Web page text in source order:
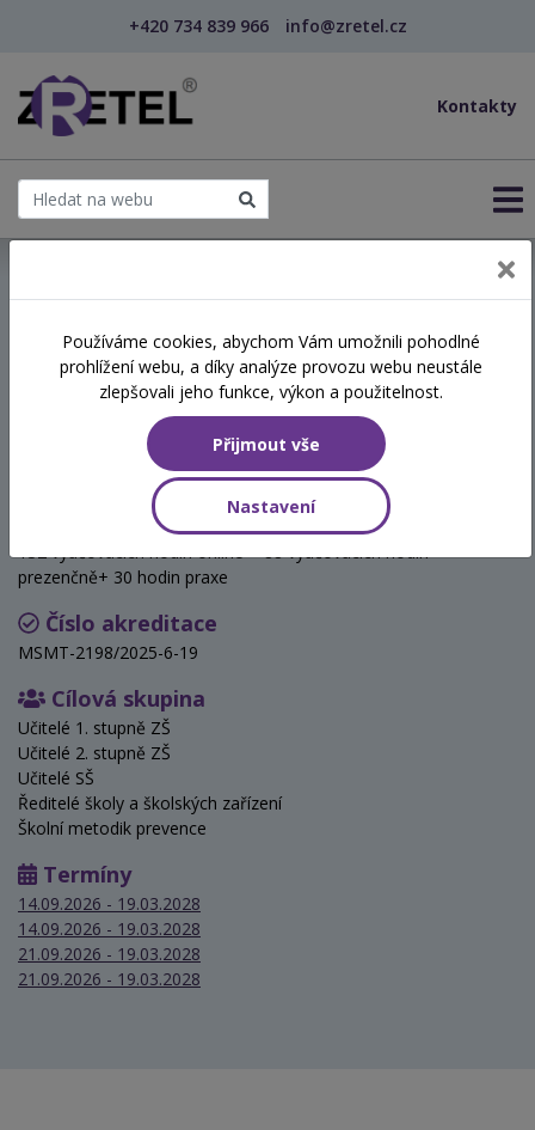
+420 734 839 966 info@zretel.cz
Kontakty
šablony
Studium pro výchovné
poradce - kombinované
Hodinová dotace
250 vyučovacích hodin
132 vyučovacích hodin online + 88 vyučovacích hodin
prezenčně+ 30 hodin praxe
Číslo akreditace
MSMT-2198/2025-6-19
Cílová skupina
Učitelé 1. stupně ZŠ
Učitelé 2. stupně ZŠ
Učitelé SŠ
Ředitelé školy a školských zařízení
Školní metodik prevence
Termíny
14.09.2026 - 19.03.2028
14.09.2026 - 19.03.2028
21.09.2026 - 19.03.2028
21.09.2026 - 19.03.2028
Používáme cookies, abychom Vám umožnili pohodlné
prohlížení webu, a díky analýze provozu webu neustále
zlepšovali jeho funkce, výkon a použitelnost.
Přijmout vše
Nastavení